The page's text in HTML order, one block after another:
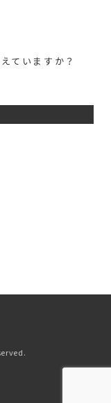
ていますか？